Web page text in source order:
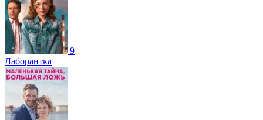
9
Лаборантка